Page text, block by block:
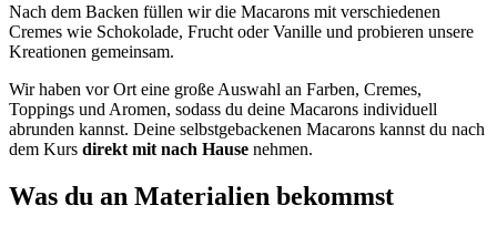
Nach dem Backen füllen wir die Macarons mit verschiedenen
Cremes wie Schokolade, Frucht oder Vanille und probieren unsere
Kreationen gemeinsam.
Wir haben vor Ort eine große Auswahl an Farben, Cremes,
Toppings und Aromen, sodass du deine Macarons individuell
abrunden kannst. Deine selbstgebackenen Macarons kannst du nach
dem Kurs direkt mit nach Hause nehmen.
Was du an Materialien bekommst